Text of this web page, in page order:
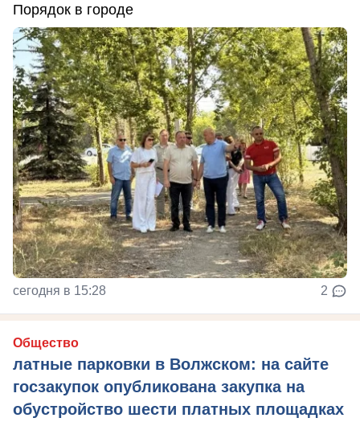
Порядок в городе
сегодня в 15:28 2
Общество
латные парковки в Волжском: на сайте
госзакупок опубликована закупка на
обустройство шести платных площадках